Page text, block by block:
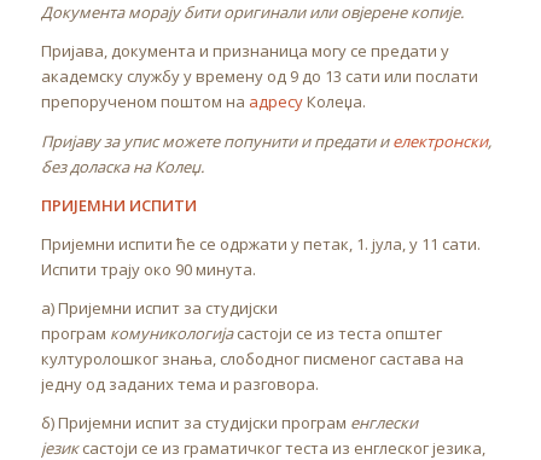
Документа морају бити оригинали или овјерене копије.
Пријава, документа и признаница могу се предати у
академску службу у времену од 9 до 13 сати или послати
препорученом поштом на адресуКолеџа.
Пријаву за упис можете попунити и предати и електронски,
без доласка на Колеџ.
ПРИЈЕМНИ ИСПИТИ
Пријемни испити ће се одржати у петак, 1. јула, у 11 сати.
Испити трају око 90 минута.
а) Пријемни испит за студијски
програм комуникологијасастоји се из теста општег
културолошког знања, слободног писменог састава на
једну од заданих тема и разговора.
б) Пријемни испит за студијски програм енглески
језиксастоји се из граматичког теста из енглеског језика,